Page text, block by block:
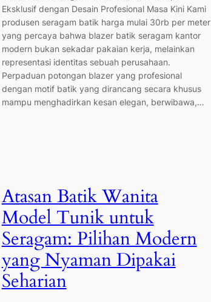
Eksklusif dengan Desain Profesional Masa Kini Kami
produsen seragam batik harga mulai 30rb per meter
yang percaya bahwa blazer batik seragam kantor
modern bukan sekadar pakaian kerja, melainkan
representasi identitas sebuah perusahaan.
Perpaduan potongan blazer yang profesional
dengan motif batik yang dirancang secara khusus
mampu menghadirkan kesan elegan, berwibawa,…
Atasan Batik Wanita
Model Tunik untuk
Seragam: Pilihan Modern
yang Nyaman Dipakai
Seharian